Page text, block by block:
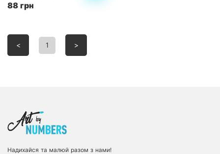
88 грн
< 1 >
Надихайся та малюй разом з нами!